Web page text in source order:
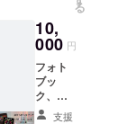
る
10,
000 円
フォト
ブッ
ク、ツ
アード
支援